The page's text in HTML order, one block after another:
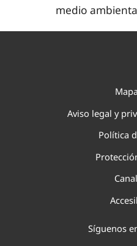
medio
Aviso legal y
Política
Síguenos